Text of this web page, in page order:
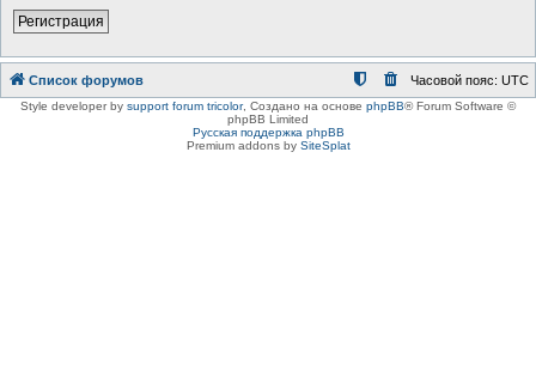
Регистрация
Список форумов Часовой пояс: UTC
Style developer by support forum tricolor, Создано на основе phpBB® Forum Software ©
phpBB Limited
Русская поддержка phpBB
Premium addons by SiteSplat